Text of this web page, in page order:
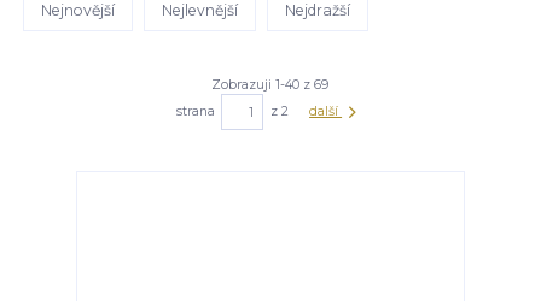
Nejnovější Nejlevnější Nejdražší
Zobrazuji 1-40 z 69
strana
z 2 další